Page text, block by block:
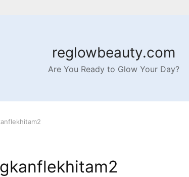
reglowbeauty.com
Are You Ready to Glow Your Day?